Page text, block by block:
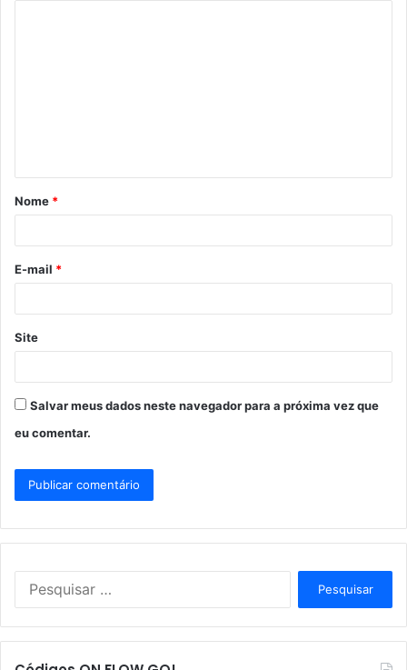
á
r
*
Nome *
E-mail *
Site
Salvar meus dados neste navegador para a próxima vez que
eu comentar.